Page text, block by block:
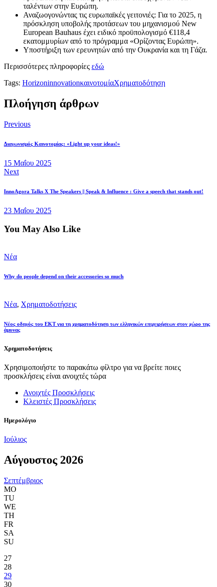
ταλέντων στην Ευρώπη.
Αναζωογονώντας τις ευρωπαϊκές γειτονιές: Για το 2025, η
πρόσκληση υποβολής προτάσεων του μηχανισμού New
European Bauhaus έχει ειδικό προϋπολογισμό €118,4
εκατομμυρίων από το πρόγραμμα «Ορίζοντας Ευρώπη».
Υποστήριξη των ερευνητών από την Ουκρανία και τη Γάζα.
Περισσότερες πληροφορίες εδώ
Tags: HorizoninnovationκαινοτομίαΧρηματοδότηση
Πλοήγηση άρθρων
Previous
Διαγωνισμός Καινοτομίας: «Light up your ideas!»
15 Μαΐου 2025
Next
InnoAgora Talks X The Speakers || Speak & Influence : Give a speech that stands out!
23 Μαΐου 2025
You May Also Like
Νέα
Why do people depend on their accessories so much
Νέα, Χρηματοδοτήσεις
Νέος οδηγός του ΕΚΤ για τη χρηματοδότηση των ελληνικών επιχειρήσεων στον χώρο της
άμυνας
Χρηματοδοτήσεις
Χρησιμοποιήστε το παρακάτω φίλτρο για να βρείτε ποιες
προσκλήσεις είναι ανοιχτές τώρα
Ανοιχτές Προσκλήσεις
Κλειστές Προσκλήσεις
Ημερολόγιο
Ιούλιος
Αύγουστος 2026
Σεπτέμβριος
MO
TU
WE
TH
FR
SA
SU
27
28
29
30